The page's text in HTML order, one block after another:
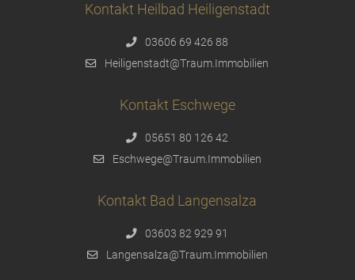
Kontakt Heilbad Heiligenstadt
03606 69 426 88
Heiligenstadt@Traum.Immobilien
Kontakt Eschwege
05651 80 126 42
Eschwege@Traum.Immobilien
Kontakt Bad Langensalza
03603 82 929 91
Langensalza@Traum.Immobilien